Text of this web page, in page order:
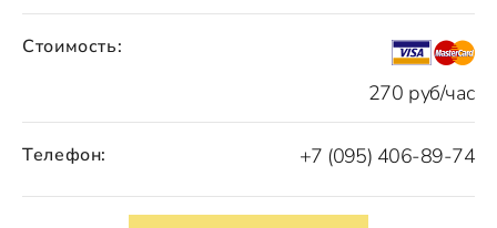
Стоимость:
270 руб/час
Телефон: +7 (095) 406-89-74